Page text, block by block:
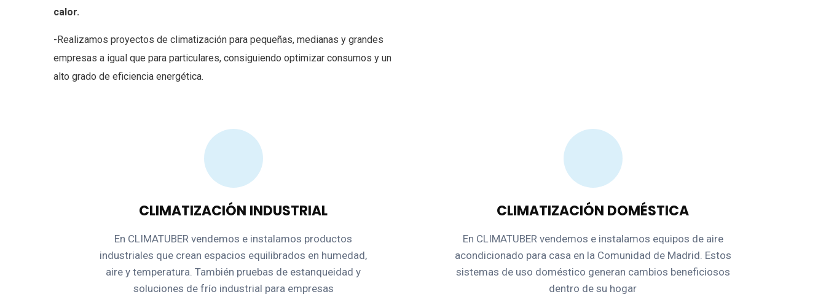
calor.
-Realizamos proyectos de climatización para pequeñas, medianas y grandes
empresas a igual que para particulares, consiguiendo optimizar consumos y un
alto grado de eficiencia energética.
CLIMATIZACIÓN INDUSTRIAL
En CLIMATUBER vendemos e instalamos productos
industriales que crean espacios equilibrados en humedad,
aire y temperatura. También pruebas de estanqueidad y
soluciones de frío industrial para empresas
CLIMATIZACIÓN DOMÉSTICA
En CLIMATUBER vendemos e instalamos equipos de aire
acondicionado para casa en la Comunidad de Madrid. Estos
sistemas de uso doméstico generan cambios beneficiosos
dentro de su hogar